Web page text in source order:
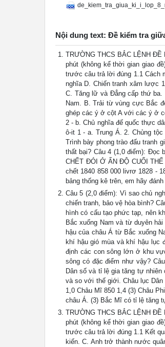
Nội dung text: Đề kiểm tra
TRƯỜNG THCS BẮC LỆNH
phút (không kể thời gian giao
trước câu trả lời đúng 1.1 Cách
nghĩa D. Chiến tranh xâm lược
C. Tăng lữ và Đẳng cấp thứ
Nam. B. Trải từ vùng cực Bắc
ghép các ý ở cột A với các ý ở
2 - b. Chủ nghĩa đế quốc thực
ô-it 1 - a. Trung Á. 2. Chủng
Trình bày phong trào đấu tranh
thất bại? Câu 4 (1,0 điểm): Đọc
CHẾT ĐÓI Ở ẤN ĐỘ CUỐI
chết 1840 858 000 livrơ 1828 -
bảng thống kê trên, em hãy
Câu 5 (2,0 điểm): Vì sao chủ
chiến tranh, bảo vệ hòa bình?
hình có cấu tạo phức tạp, nên
Bắc xuống Nam và từ duyên
hậu của châu Á từ Bắc xuống
khí hậu gió mùa và khí hậu lục
định các con sông lớn ở khu
sông có đặc điểm như vậy?
Dân số và tỉ lệ gia tăng tự
và so với thế giới. Châu lục
1,0 Châu Mĩ 850 1,4 (3) Châu
châu Á. (3) Bắc Mĩ có tỉ lệ tăng
TRƯỜNG THCS BẮC LỆNH
phút (không kể thời gian giao
trước câu trả lời đúng 1.1 Kết
kiến. C. Anh trở thành nước